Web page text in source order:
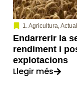
1. Agricultura,
Endarrerir la
rendiment i
explotacions
Llegir més